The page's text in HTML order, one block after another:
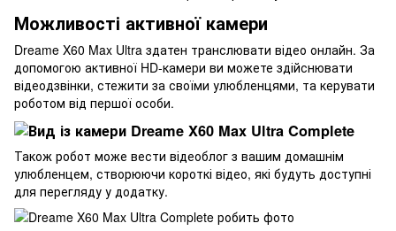
Можливості активної камери
Dreame X60 Max Ultra здатен транслювати відео онлайн. За
допомогою активної HD-камери ви можете здійснювати
відеодзвінки, стежити за своїми улюбленцями, та керувати
роботом від першої особи.
Також робот може вести відеоблог з вашим домашнім
улюбленцем, створюючи короткі відео, які будуть доступні
для перегляду у додатку.